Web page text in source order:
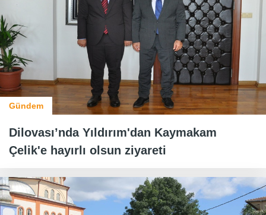
Gündem
Dilovası’nda Yıldırım'dan Kaymakam
Çelik'e hayırlı olsun ziyareti